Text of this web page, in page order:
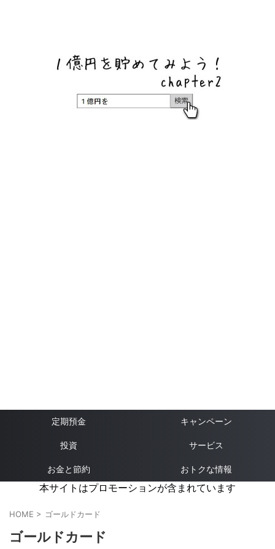
定期預金 キャンペーン
投資 サービス
お金と節約 おトクな情報
本サイトはプロモーションが含まれています
HOME > ゴールドカード
ゴールドカード